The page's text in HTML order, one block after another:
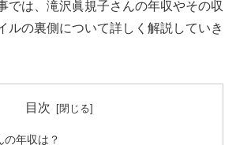
では、滝沢眞規子さんの年収やその収
ルの裏側について詳しく解説していき
目次
の年収は？